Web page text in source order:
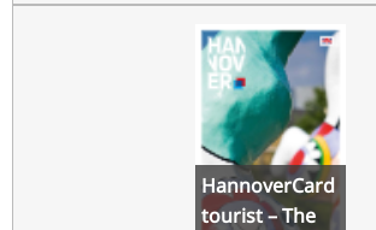
HannoverCard
tourist – The